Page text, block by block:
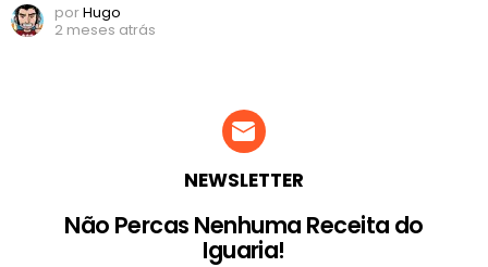
porHugo
2 meses atrás
NEWSLETTER
Não Percas Nenhuma Receita do
Iguaria!